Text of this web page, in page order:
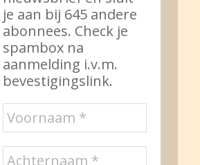
je aan bij 645 andere
abonnees. Check je
spambox na
aanmelding i.v.m.
bevestigingslink.